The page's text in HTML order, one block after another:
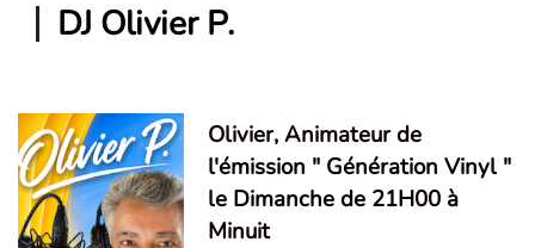
DJ Olivier P.
Olivier, Animateur de
l'émission " Génération Vinyl "
le Dimanche de 21H00 à
Minuit